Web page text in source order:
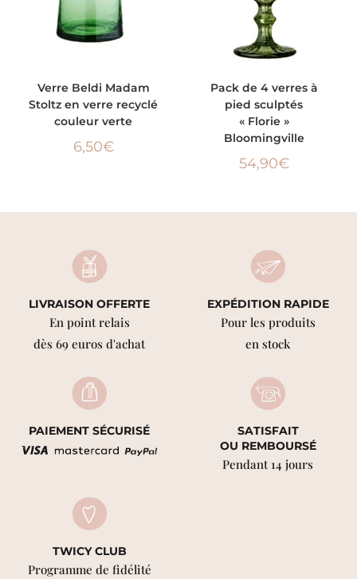
Verre Beldi Madam
Stoltz en verre recyclé
couleur verte
6,50€
Pack de 4 verres à
pied sculptés
« Florie »
Bloomingville
54,90€
LIVRAISON OFFERTE
En point relais
dès 69 euros d'achat
EXPÉDITION RAPIDE
Pour les produits
en stock
PAIEMENT SÉCURISÉ
SATISFAIT
OU REMBOURSÉ
Pendant 14 jours
TWICY CLUB
Programme de fidélité